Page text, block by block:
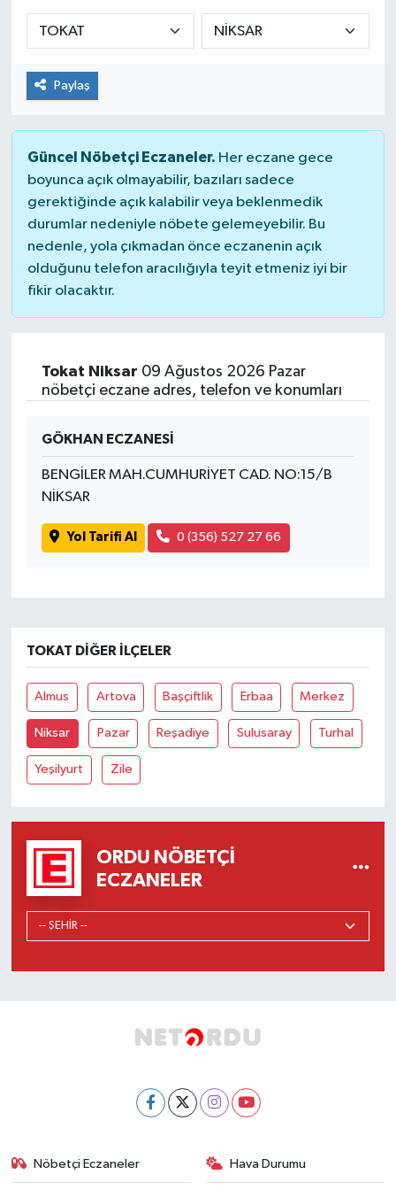
Paylaş
Güncel Nöbetçi Eczaneler. Her eczane gece
boyunca açık olmayabilir, bazıları sadece
gerektiğinde açık kalabilir veya beklenmedik
durumlar nedeniyle nöbete gelemeyebilir. Bu
nedenle, yola çıkmadan önce eczanenin açık
olduğunu telefon aracılığıyla teyit etmeniz iyi bir
fikir olacaktır.
Tokat Niksar 09 Ağustos 2026 Pazar
nöbetçi eczane adres, telefon ve konumları
GÖKHAN ECZANESİ
BENGİLER MAH.CUMHURİYET CAD. NO:15/B
NİKSAR
Yol Tarifi Al 0 (356) 527 27 66
TOKAT DIĞER İLÇELER
Almus Artova Başçiftlik Erbaa Merkez
Niksar Pazar Reşadiye Sulusaray Turhal
Yeşilyurt Zile
ORDU NÖBETÇI
ECZANELER
Nöbetçi Eczaneler Hava Durumu
KADIN
KULTUR-SANAT
MEDYA
OTOMOBİL
ÖZEL HABER
SAĞLIK
SPOR
TARIM
TEKNOLOJİ
YAŞAM